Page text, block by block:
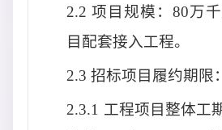
2.2 项目规模：80万
目配套接入工程。
2.3 招标项目 履约期限：
2.3.1 工程项目整体工